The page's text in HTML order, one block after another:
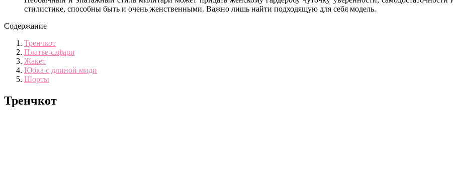
стилистике, способны быть и очень женственными. Важно лишь найти подходящую для себя модель.
Содержание
Тренчкот
Платье-сафари
Жакет
Юбка с длиной миди
Шорты
Тренчкот